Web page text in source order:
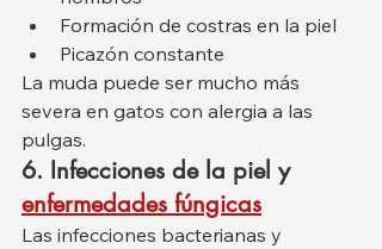
Formación de costras en la piel
Picazón constante
La muda puede ser mucho más
severa en gatos con alergia a las
pulgas.
6. Infecciones de la piel y
enfermedades fúngicas
Las infecciones bacterianas y